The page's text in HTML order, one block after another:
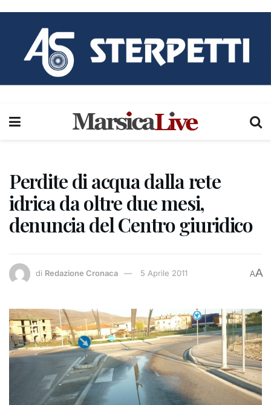
Perdite di acqua dalla rete
idrica da oltre due mesi,
denuncia del Centro giuridico
di Redazione Cronaca 5 Aprile 2011 AA